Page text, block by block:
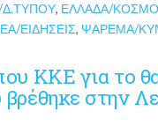
Δ.ΤΎΠΟΥ, ΕΛΛΆΔΑ/
ΕΙΔΉΣΕΙΣ, ΨΆΡΕΜΑ/
ΚΚΕ για το
στην